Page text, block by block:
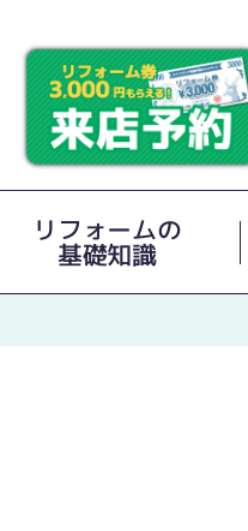
リフォームの
基礎知識